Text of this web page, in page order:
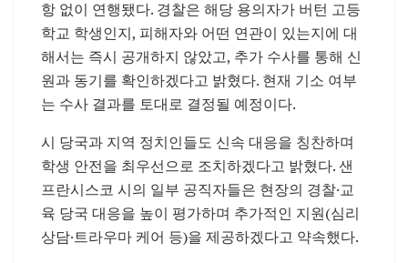
항 없이 연행됐다. 경찰은 해당 용의자가 버턴 고등
학교 학생인지, 피해자와 어떤 연관이 있는지에 대
해서는 즉시 공개하지 않았고, 추가 수사를 통해 신
원과 동기를 확인하겠다고 밝혔다. 현재 기소 여부
는 수사 결과를 토대로 결정될 예정이다.
시 당국과 지역 정치인들도 신속 대응을 칭찬하며
학생 안전을 최우선으로 조치하겠다고 밝혔다. 샌
프란시스코 시의 일부 공직자들은 현장의 경찰·교
육 당국 대응을 높이 평가하며 추가적인 지원(심리
상담·트라우마 케어 등)을 제공하겠다고 약속했다.